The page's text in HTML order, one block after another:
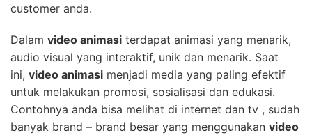
customer anda.
Dalam video animasi terdapat animasi yang menarik,
audio visual yang interaktif, unik dan menarik. Saat
ini, video animasi menjadi media yang paling efektif
untuk melakukan promosi, sosialisasi dan edukasi.
Contohnya anda bisa melihat di internet dan tv , sudah
banyak brand – brand besar yang menggunakan video